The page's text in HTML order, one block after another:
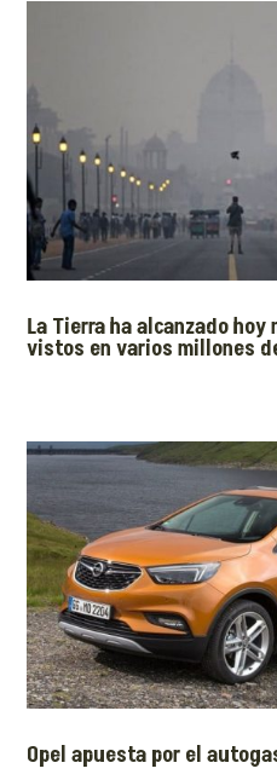
La Tierra ha alcanzado hoy
vistos en varios millones
Opel apuesta por el